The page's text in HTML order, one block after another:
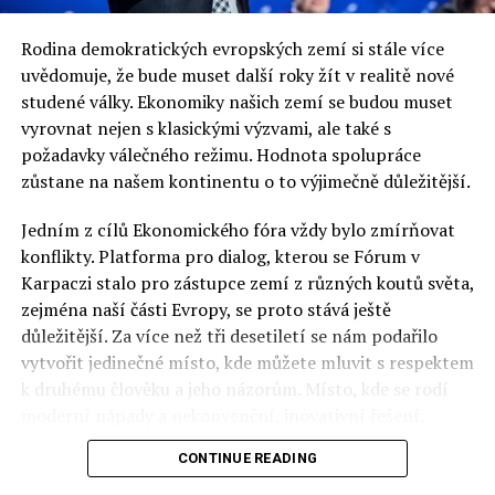
proto, že nad naší zemí visí ona procedura nadměrného
deficitu.
Kdy Evropská komise tuto proceduru ukončí?
V roce 2015.
jp
zdroj:
forsal.pl – celý rozhovor zde
Mateusz Szczurek – polský ministr financí se narodil 11.
srpna 1975. Doktor ekonomie University of Sussex,
absolvent Ekonomické university ve Varšavě. Přednáší na
Group pro střední a východní Evropu. Je ženatý a má pět
Rodina demokratických evropských zemí si stále více
uvědomuje, že bude muset další roky žít v realitě nové
studené války. Ekonomiky našich zemí se budou muset
vyrovnat nejen s klasickými výzvami, ale také s
požadavky válečného režimu. Hodnota spolupráce
zůstane na našem kontinentu o to výjimečně důležitější.
Jedním z cílů Ekonomického fóra vždy bylo zmírňovat
konflikty. Platforma pro dialog, kterou se Fórum v
Karpaczi stalo pro zástupce zemí z různých koutů světa,
zejména naší části Evropy, se proto stává ještě
důležitější. Za více než tři desetiletí se nám podařilo
vytvořit jedinečné místo, kde můžete mluvit s respektem
k druhému člověku a jeho názorům. Místo, kde se rodí
Polsko musí mít instituce, jejichž horizont činnosti je
CONTINUE READING